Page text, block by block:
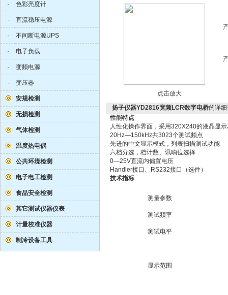
· 色彩亮度计
· 直流稳压电源
· 不间断电源UPS
· 电子负载
· 变频电源
· 变压器
安规检测
无损检测
气体检测
温度热电偶
公共环境检测
电子电工检测
食品安全检测
其它测试仪器仪表
计量校准仪器
制冷设备工具
点击放大
扬子仪器YD2816宽频LCR数字电桥的详
性能特点
人性化操作界面，采用320X240的液晶显
20Hz—150kHz共3023个测试频点
先进的中文显示模式，列表扫描测试功能
六档分选，档计数、讯响位选择
0—25V直流内偏置电压
Handler接口、RS232接口（选件）
技术指标
测量参数
测试频率
测试电平
显示范围